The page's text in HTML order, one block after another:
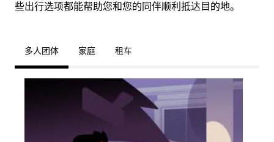
些出行选项都能帮助您和您的同伴顺利抵达目的地。
多人团体 家庭 租车